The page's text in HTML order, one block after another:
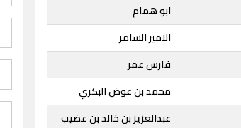
ابو همام
الامير السامر
فارس عمر
محمد بن عوض البكري
عبدالعزيز بن خالد بن عضيب